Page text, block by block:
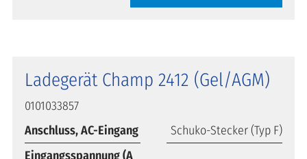
Ladegerät Champ 2412 (Gel/AGM)
0101033857
Anschluss, AC-Eingang
Schuko-Stecker (Typ F)
Eingangsspannung (A